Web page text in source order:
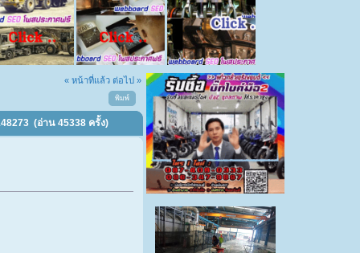
« หน้าที่แล้ว ต่อไป »
พิมพ์
(อ่าน 45338 ครั้ง)